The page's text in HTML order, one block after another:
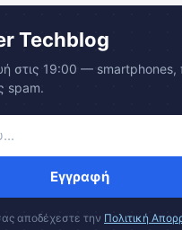
Techblog
στις 19:00 — smartphones,
spam.
Εγγραφή
αποδέχεστε την Πολιτική